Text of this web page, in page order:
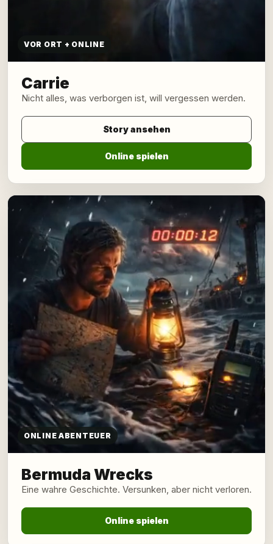
VOR ORT + ONLINE
Carrie
Nicht alles, was verborgen ist, will vergessen werden.
Story ansehen
Online spielen
ONLINE ABENTEUER
Bermuda Wrecks
Eine wahre Geschichte. Versunken, aber nicht verloren.
Online spielen